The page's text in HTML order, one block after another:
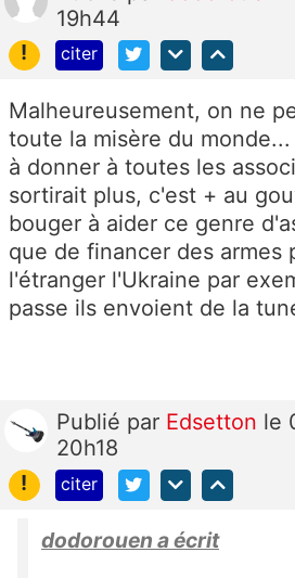
19h44
!
citer
Malheureusement, on ne
toute la misère du
à donner à toutes les
sortirait plus, c'est + au
bouger à aider ce genre
que de financer des armes
l'étranger l'Ukraine par
passe ils envoient de la
Publié par Edsetton le
20h18
!
citer
dodorouen a écrit